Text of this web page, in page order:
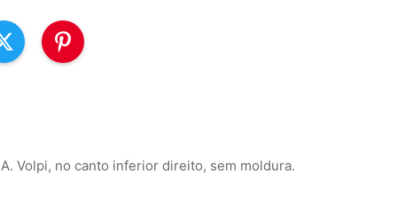
Volpi, no canto inferior direito, sem moldura.